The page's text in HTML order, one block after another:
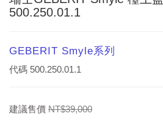
500.250.01.1
GEBERIT Smyle系列
代碼 500.250.01.1
建議售價 NT$39,000